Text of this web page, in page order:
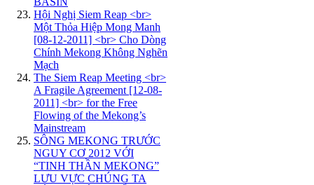
Hội Nghị Siem Reap <br>
Một Thỏa Hiệp Mong Manh
[08-12-2011] <br> Cho Dòng
Chính Mekong Không Nghẽn
Mạch
The Siem Reap Meeting <br>
A Fragile Agreement [12-08-
2011] <br> for the Free
Flowing of the Mekong’s
Mainstream
SÔNG MEKONG TRƯỚC
NGUY CƠ 2012 VỚI
“TINH THẦN MEKONG”
LƯU VỰC CHÚNG TA